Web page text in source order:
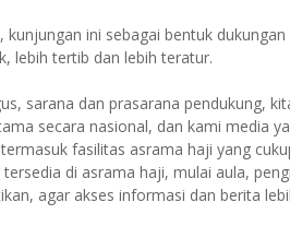
kunjungan ini sebagai bentuk
lebih tertib dan lebih teratur.
sarana dan prasarana pendukung,
secara nasional, dan kami media
fasilitas asrama haji yang
di asrama haji, mulai aula,
agar akses informasi dan berita